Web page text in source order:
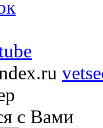
с Вами